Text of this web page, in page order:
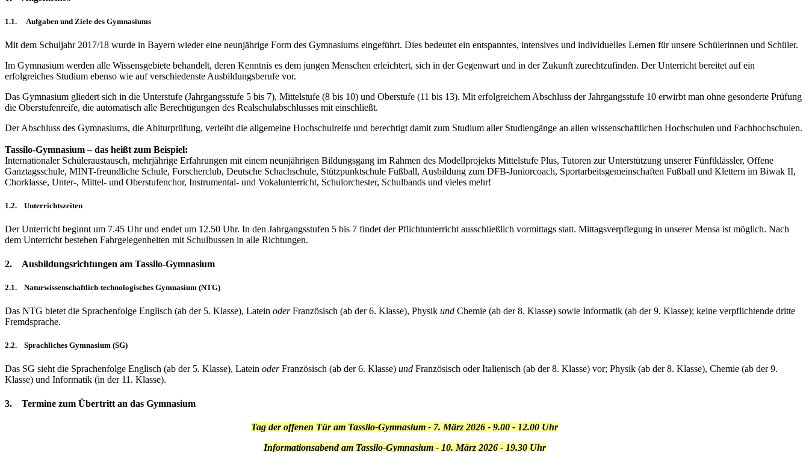
1.1. Aufgaben und Ziele des Gymnasiums
Mit dem Schuljahr 2017/18 wurde in Bayern wieder eine neunjährige Form des Gymnasiums eingeführt. Dies bedeutet ein entspanntes, intensives und individuelles Lernen für unsere Schülerinnen und Schüler.
Im Gymnasium werden alle Wissensgebiete behandelt, deren Kenntnis es dem jungen Menschen erleichtert, sich in der Gegenwart und in der Zukunft zurechtzufinden. Der Unterricht bereitet auf ein
erfolgreiches Studium ebenso wie auf verschiedenste Ausbildungsberufe vor.
Das Gymnasium gliedert sich in die Unterstufe (Jahrgangsstufe 5 bis 7), Mittelstufe (8 bis 10) und Oberstufe (11 bis 13). Mit erfolgreichem Abschluss der Jahrgangsstufe 10 erwirbt man ohne gesonderte Prüfung
die Oberstufenreife, die automatisch alle Berechtigungen des Realschulabschlusses mit einschließt.
Der Abschluss des Gymnasiums, die Abiturprüfung, verleiht die allgemeine Hochschulreife und berechtigt damit zum Studium aller Studiengänge an allen wissenschaftlichen Hochschulen und Fachhochschulen.
Tassilo-Gymnasium – das heißt zum Beispiel:
Internationaler Schüleraustausch, mehrjährige Erfahrungen mit einem neunjährigen Bildungsgang im Rahmen des Modellprojekts Mittelstufe Plus, Tutoren zur Unterstützung unserer Fünftklässler, Offene
Ganztagsschule, MINT-freundliche Schule, Forscherclub, Deutsche Schachschule, Stützpunktschule Fußball, Ausbildung zum DFB-Juniorcoach, Sportarbeitsgemeinschaften Fußball und Klettern im Biwak II,
Chorklasse, Unter-, Mittel- und Oberstufenchor, Instrumental- und Vokalunterricht, Schulorchester, Schulbands und vieles mehr!
1.2. Unterrichtszeiten
Der Unterricht beginnt um 7.45 Uhr und endet um 12.50 Uhr. In den Jahrgangsstufen 5 bis 7 findet der Pflichtunterricht ausschließlich vormittags statt. Mittagsverpflegung in unserer Mensa ist möglich. Nach
dem Unterricht bestehen Fahrgelegenheiten mit Schulbussen in alle Richtungen.
2. Ausbildungsrichtungen am Tassilo-Gymnasium
2.1. Naturwissenschaftlich-technologisches Gymnasium (NTG)
Das NTG bietet die Sprachenfolge Englisch (ab der 5. Klasse), Latein oderFranzösisch (ab der 6. Klasse), Physik und Chemie (ab der 8. Klasse) sowie Informatik (ab der 9. Klasse); keine verpflichtende dritte
Fremdsprache.
2.2. Sprachliches Gymnasium (SG)
Das SG sieht die Sprachenfolge Englisch (ab der 5. Klasse), Latein oderFranzösisch (ab der 6. Klasse) und Französisch oder Italienisch (ab der 8. Klasse) vor; Physik (ab der 8. Klasse), Chemie (ab der 9.
Klasse) und Informatik (in der 11. Klasse).
3. Termine zum Übertritt an das Gymnasium
Tag der offenen Tür am Tassilo-Gymnasium - 7. März 2026 - 9.00 - 12.00 Uhr
Informationsabend am Tassilo-Gymnasium - 10. März 2026 - 19.30 Uhr